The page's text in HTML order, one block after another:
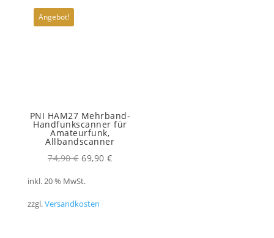
Angebot!
PNI HAM27 Mehrband-
Handfunkscanner für
Amateurfunk,
Allbandscanner
74,90€ Ursprünglicher
74,90 €
69,90€Aktueller
inkl. 20 % MwSt.
zzgl.Versandkosten